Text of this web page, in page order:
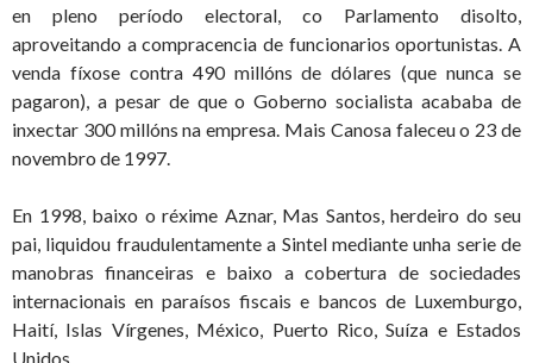
en pleno período electoral, co Parlamento disolto,
aproveitando a compracencia de funcionarios oportunistas. A
venda fíxose contra 490 millóns de dólares (que nunca se
pagaron), a pesar de que o Goberno socialista acababa de
inxectar 300 millóns na empresa. Mais Canosa faleceu o 23 de
novembro de 1997.
En 1998, baixo o réxime Aznar, Mas Santos, herdeiro do seu
pai, liquidou fraudulentamente a Sintel mediante unha serie de
manobras financeiras e baixo a cobertura de sociedades
internacionais en paraísos fiscais e bancos de Luxemburgo,
Haití, Islas Vírgenes, México, Puerto Rico, Suíza e Estados
Unidos.